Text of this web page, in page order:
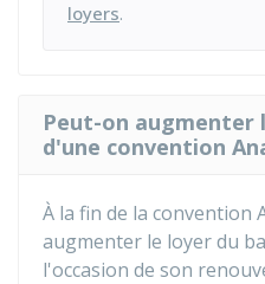
loyers.
Peut-on augmenter
d'une convention
À la fin de la convention
augmenter le loyer du
l'occasion de son